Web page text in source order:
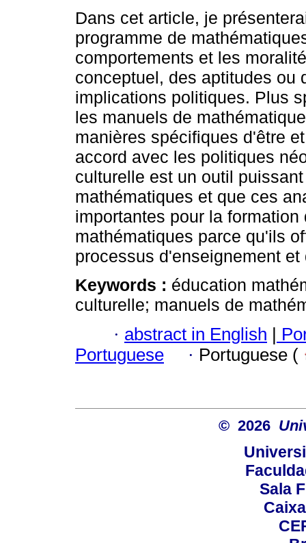
Dans cet article, je
programme de
comportements et les
conceptuel, des aptitudes ou
implications politiques. Plus
les manuels de
manières spécifiques d'être
accord avec les politiques
culturelle est un outil
mathématiques et que ces
importantes pour la
mathématiques parce qu'ils
processus d'enseignement
Keywords : éducation
culturelle; manuels de
· abstract in English |
Portuguese
· Portuguese (
© 2026
Sala